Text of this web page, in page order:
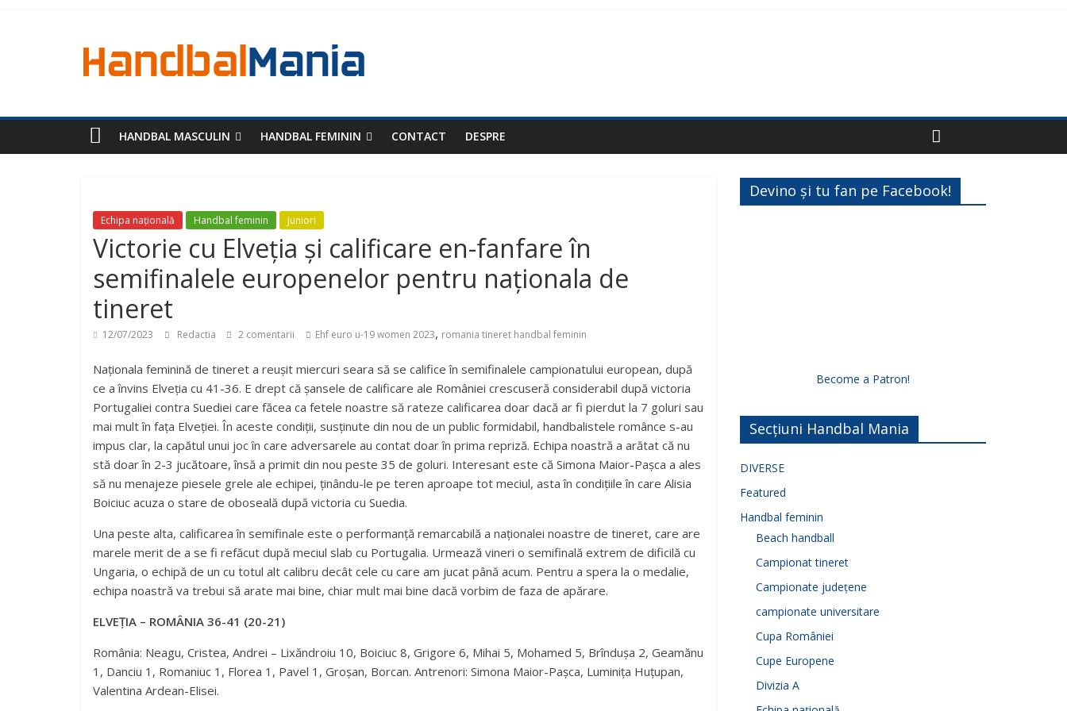
HANDBAL MASCULIN HANDBAL FEMININ CONTACT DESPRE
Echipa națională Handbal feminin Juniori
Victorie cu Elveția și calificare en-fanfare în
semifinalele europenelor pentru naționala de
tineret
12/07/2023 Redactia 2 comentarii Ehf euro u-19 women 2023, romania tineret handbal feminin
Naționala feminină de tineret a reușit miercuri seara să se califice în semifinalele campionatului european, după
ce a învins Elveția cu 41-36. E drept că șansele de calificare ale României crescuseră considerabil după victoria
Portugaliei contra Suediei care făcea ca fetele noastre să rateze calificarea doar dacă ar fi pierdut la 7 goluri sau
mai mult în fața Elveției. În aceste condiții, susținute din nou de un public formidabil, handbalistele românce s-au
impus clar, la capătul unui joc în care adversarele au contat doar în prima repriză. Echipa noastră a arătat că nu
stă doar în 2-3 jucătoare, însă a primit din nou peste 35 de goluri. Interesant este că Simona Maior-Pașca a ales
să nu menajeze piesele grele ale echipei, ținându-le pe teren aproape tot meciul, asta în condițiile în care Alisia
Boiciuc acuza o stare de oboseală după victoria cu Suedia.
Una peste alta, calificarea în semifinale este o performanță remarcabilă a naționalei noastre de tineret, care are
marele merit de a se fi refăcut după meciul slab cu Portugalia. Urmează vineri o semifinală extrem de dificilă cu
Ungaria, o echipă de un cu totul alt calibru decât cele cu care am jucat până acum. Pentru a spera la o medalie,
echipa noastră va trebui să arate mai bine, chiar mult mai bine dacă vorbim de faza de apărare.
ELVEȚIA – ROMÂNIA 36-41 (20-21)
România: Neagu, Cristea, Andrei – Lixăndroiu 10, Boiciuc 8, Grigore 6, Mihai 5, Mohamed 5, Brîndușa 2, Geamănu
1, Danciu 1, Romaniuc 1, Florea 1, Pavel 1, Groșan, Borcan. Antrenori: Simona Maior-Pașca, Luminița Huțupan,
Valentina Ardean-Elisei.
Devino și tu fan pe Facebook!
Become a Patron!
Secțiuni Handbal Mania
DIVERSE
Featured
Handbal feminin
Beach handball
Campionat tineret
Campionate județene
campionate universitare
Cupa României
Cupe Europene
Divizia A